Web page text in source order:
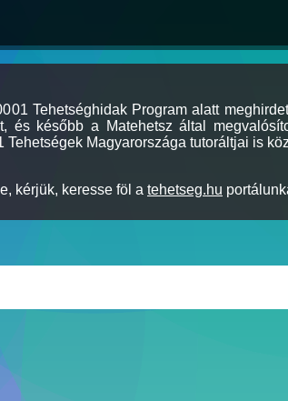
Tehetséghidak Program alatt
később a Matehetsz által
Magyarországa tutoráltjai is
kérjük, keresse föl a tehetseg.hu